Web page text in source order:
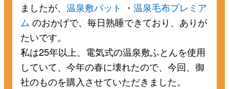
ましたが、温泉敷パット ・温泉毛布プレミア
ム のおかげで、毎日熟睡できており、ありが
たいです。
私は25年以上、電気式の温泉敷ふとんを使用
していて、今年の春に壊れたので、今回、御
社のものを購入させていただきました。